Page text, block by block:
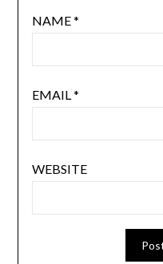
NAME*
EMAIL*
WEBSITE